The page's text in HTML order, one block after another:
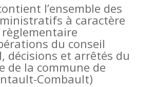
l’ensemble des
à caractère
règlementaire
du conseil
décisions et arrêtés du
de la commune de
Combault)